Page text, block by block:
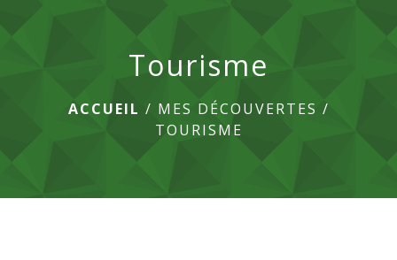
Tourisme
ACCUEIL / MES DÉCOUVERTES /
TOURISME